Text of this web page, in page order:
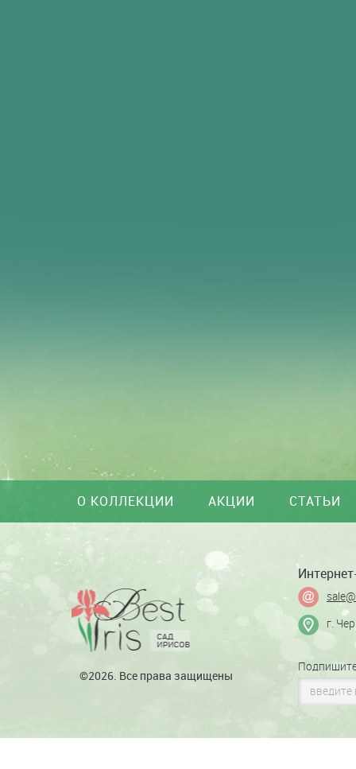
О КОЛЛЕКЦИИ АКЦИИ СТАТЬИ
©2026. Все права защищены
г.